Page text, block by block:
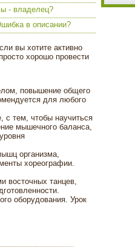
- владелец?
в описании?
вы хотите активно
хорошо провести
повышение общего
для любого
с тем, чтобы научиться
мышечного баланса,
организма,
хореографии.
восточных танцев,
оборудования. Урок